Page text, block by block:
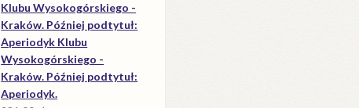
Klubu Wysokogórskiego -
Kraków. Później podtytuł:
Aperiodyk Klubu
Wysokogórskiego -
Kraków. Później podtytuł:
Aperiodyk.